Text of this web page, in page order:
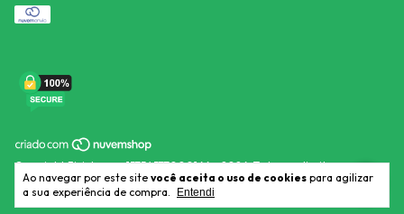
Ao navegar por este site você aceita o uso de cookies para agilizar
a sua experiência de compra.
Entendi
Copyright Fisiohosp - 15754577000166 - 2026. Todos os direitos
reservados.